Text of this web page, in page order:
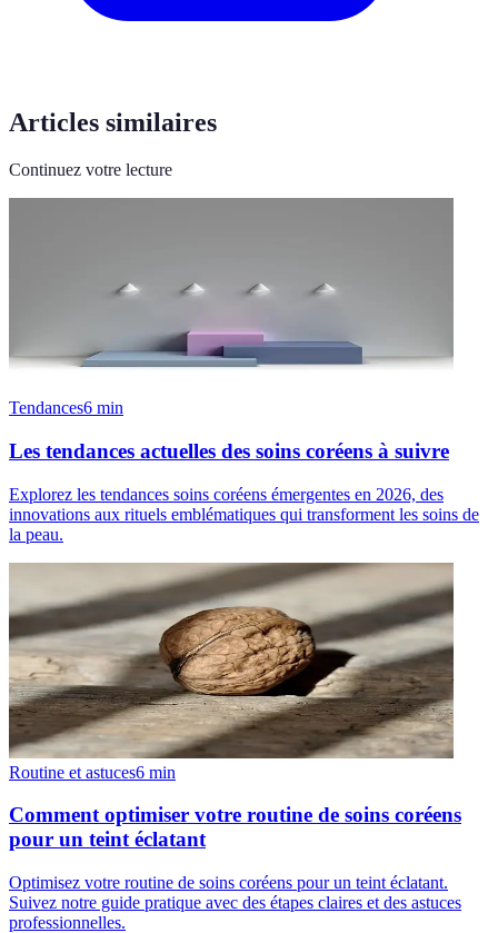
Articles similaires
Continuez votre lecture
Tendances6 min
Les tendances actuelles des soins coréens à suivre
Explorez les tendances soins coréens émergentes en 2026, des
innovations aux rituels emblématiques qui transforment les soins de
la peau.
Routine et astuces6 min
Comment optimiser votre routine de soins coréens
pour un teint éclatant
Optimisez votre routine de soins coréens pour un teint éclatant.
Suivez notre guide pratique avec des étapes claires et des astuces
professionnelles.